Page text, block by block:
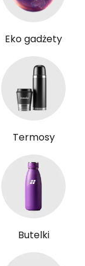
Eko gadżety
Termosy
Butelki